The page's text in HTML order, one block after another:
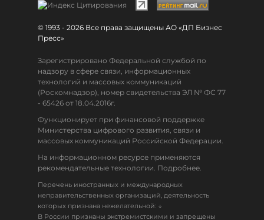
© 1993 - 2026 Все права защищены АО «ДП Бизнес
Пресс»
Зарегистрировано Федеральной службой по
надзору в сфере связи, информационных
технологий и массовых коммуникаций
(Роскомнадзор), номер свидетельства ЭЛ № ФС 77
- 65426 от 18.04.2016г.
Функционирует при финансовой поддержке
Министерства цифрового развития, связи и
массовых коммуникаций Российской Федерации.
На информационном ресурсе применяются
рекомендательные технологии. Подробнее.
Перечень иностранных и международных
неправительственных организаций, деятельность
которых признана нежелательной: ↓
В России признаны экстремистскими и запрещены